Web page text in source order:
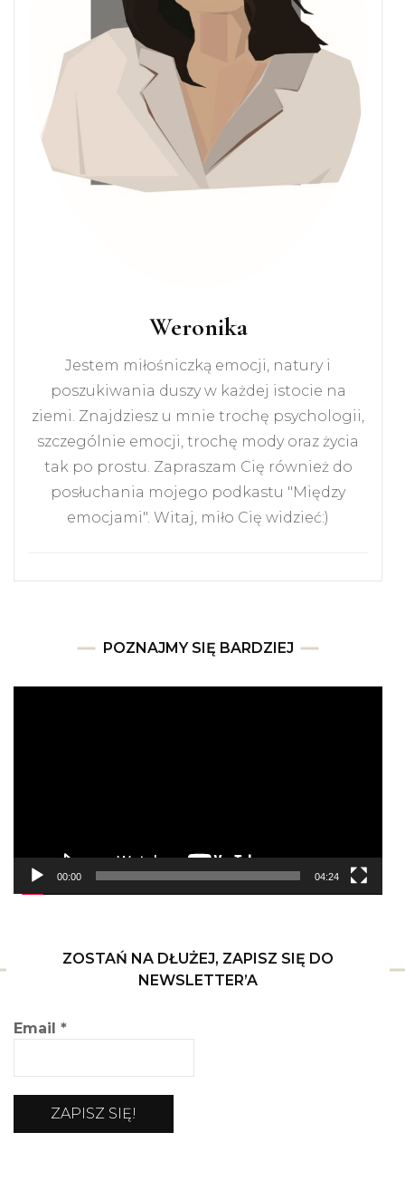
Weronika
Jestem miłośniczką emocji, natury i
poszukiwania duszy w każdej istocie na
ziemi. Znajdziesz u mnie trochę psychologii,
szczególnie emocji, trochę mody oraz życia
tak po prostu. Zapraszam Cię również do
posłuchania mojego podkastu "Między
emocjami". Witaj, miło Cię widzieć:)
POZNAJMY SIĘ BARDZIEJ
00:00 04:24
ZOSTAŃ NA DŁUŻEJ, ZAPISZ SIĘ DO
NEWSLETTER’A
Email *